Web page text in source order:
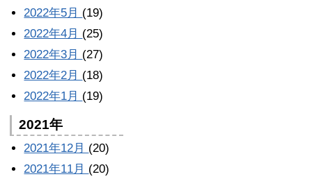
2022年5月 (19)
2022年4月 (25)
2022年3月 (27)
2022年2月 (18)
2022年1月 (19)
2021年
2021年12月 (20)
2021年11月 (20)